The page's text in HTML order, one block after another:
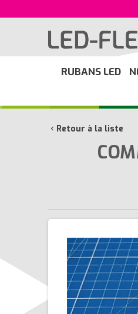
RUBANS LED
chevron_left Retour à la liste